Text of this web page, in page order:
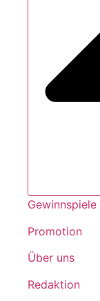
Gewinnspiele
Promotion
Über uns
Redaktion